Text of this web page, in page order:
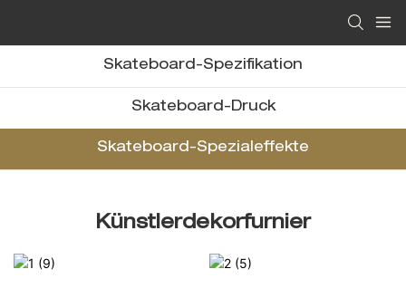
Skateboard-Spezifikation
Skateboard-Druck
Skateboard-Spezialeffekte
Künstlerdekorfurnier